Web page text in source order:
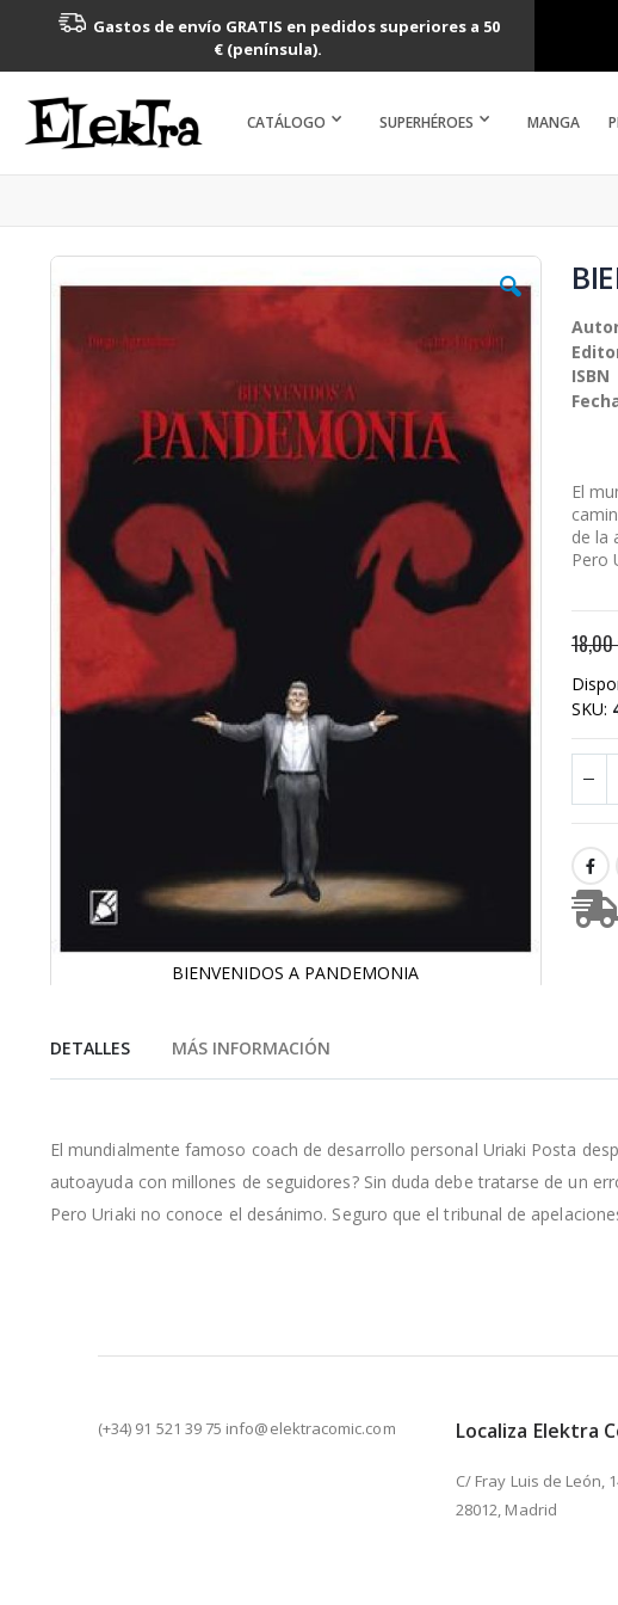
Gastos de envío GRATIS en pedidos superiores a 50
€ (península).
CATÁLOGO SUPERHÉROES MANGA
Saltar
al
galería
imágenes
BIENVENIDOS A PANDEMONIA
comienzo
la
imágenes
ISBN
El
de la
Pero
SKU
DETALLES
El mundialmente famoso coach de desarrollo personal Uriaki Posta
autoayuda con millones de seguidores? Sin duda debe tratarse de un
Pero Uriaki no conoce el desánimo. Seguro que el tribunal de
MÁS INFORMACIÓN
(+34) 91 521 39 75 info@elektracomic.com Localiza Elektra
C/ Fray Luis de León,
28012, Madrid